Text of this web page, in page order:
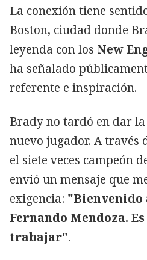
La conexión tiene
Boston, ciudad donde
leyenda con los New
ha señalado
referente e inspiración.
Brady no tardó en dar
nuevo jugador. A través
el siete veces campeón
envió un mensaje que
exigencia: "Bienvenido
Fernando Mendoza.
trabajar".